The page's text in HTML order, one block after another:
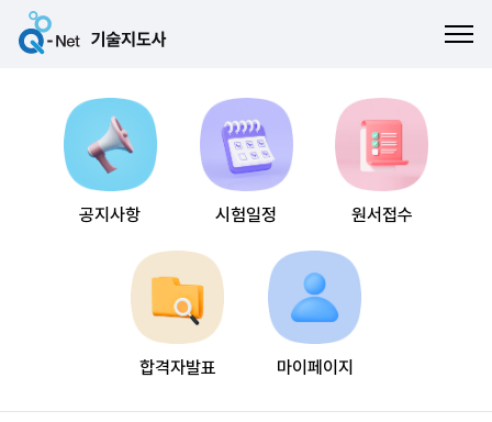
공지사항 시험일정 원서접수
합격자발표 마이페이지